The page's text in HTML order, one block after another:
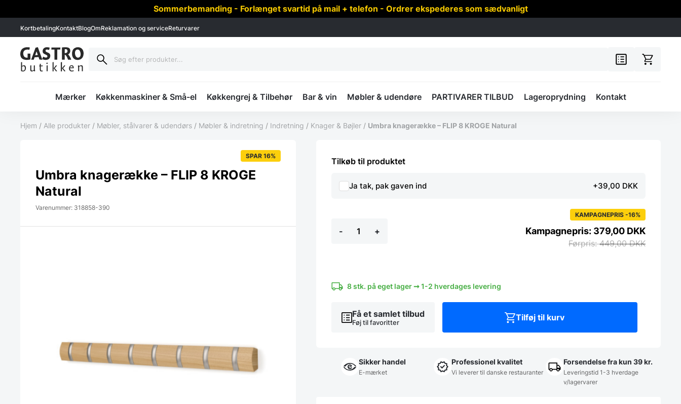
Sommerbemanding - Forlænget svartid på mail + telefon - Ordrer ekspederes som sædvanligt
KortbetalingKontaktBlogOmReklamation og serviceReturvarer
Mærker Køkkenmaskiner & Små-el Køkkengrej & Tilbehør Bar & vin Møbler & udendøre PARTIVARER TILBUD Lageroprydning Kontakt
Hjem / Alle produkter / Møbler, stålvarer & udendørs / Møbler & indretning / Indretning / Knager & Bøjler / Umbra knagerække – FLIP 8 KROGE Natural
SPAR 16%
Umbra knagerække – FLIP 8 KROGE
Natural
Varenummer: 318858-390
Tilkøb til produktet
Ja tak, pak gaven ind +39,00 DKK
-
knagerække
antal
+
KAMPAGNEPRIS -16%
449,00DKK
379,00 DKK
8 stk. på eget lager ➞ 1-2 hverdages levering
Få et samlet tilbud
Føj til favoritter Tilføj til kurv
Sikker handel
E-mærket
Professionel kvalitet
Vi leverer til danske restauranter
Forsendelse fra kun 39 kr.
Leveringstid 1-3 hverdage
v/lagervarer